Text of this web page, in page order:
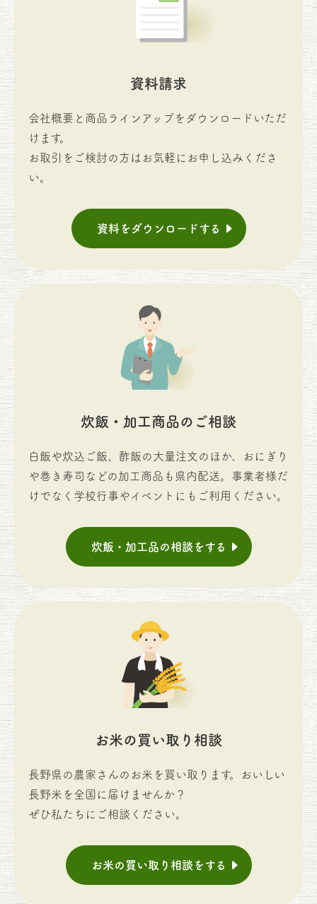
資料請求
会社概要と商品ラインアップをダウンロードいただ
けます。
お取引をご検討の方はお気軽にお申し込みくださ
い。
資料をダウンロードする
炊飯・加工商品のご相談
白飯や炊込ご飯、酢飯の大量注文のほか、おにぎり
や巻き寿司などの加工商品も県内配送。事業者様だ
けでなく学校行事やイベントにもご利用ください。
炊飯・加工品の相談をする
お米の買い取り相談
長野県の農家さんのお米を買い取ります。おいしい
長野米を全国に届けませんか？
ぜひ私たちにご相談ください。
お米の買い取り相談をする